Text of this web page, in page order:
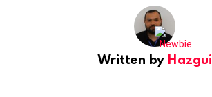
Written by Hazgui